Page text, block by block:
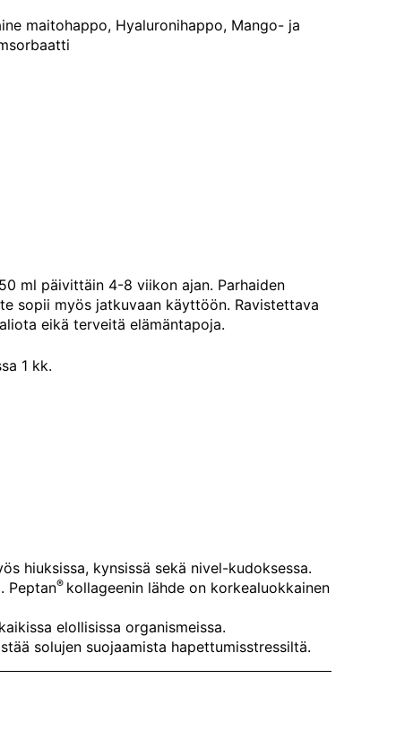
maitohappo, Hyaluronihappo, Mango- ja
ml päivittäin 4-8 viikon ajan. Parhaiden
sopii myös jatkuvaan käyttöön. Ravistettava
eikä terveitä elämäntapoja.
1 kk.
hiuksissa, kynsissä sekä nivel-kudoksessa.
Peptan® kollageenin lähde on korkealuokkainen
elollisissa organismeissa.
solujen suojaamista hapettumisstressiltä.